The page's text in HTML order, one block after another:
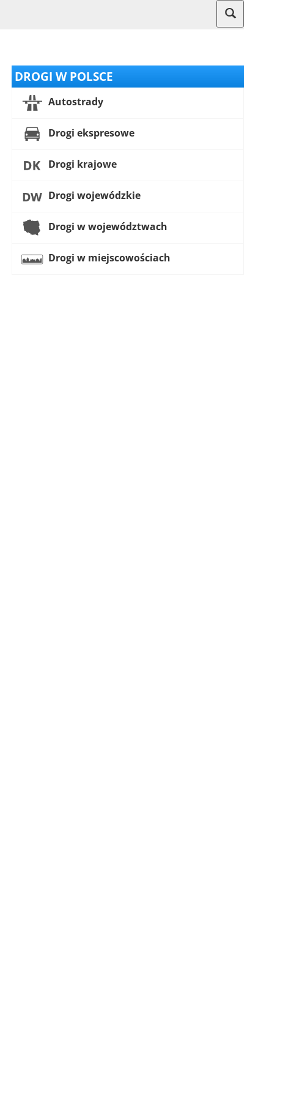
DROGI W POLSCE
Autostrady
Drogi ekspresowe
Drogi krajowe
Drogi wojewódzkie
Drogi w województwach
Drogi w miejscowościach